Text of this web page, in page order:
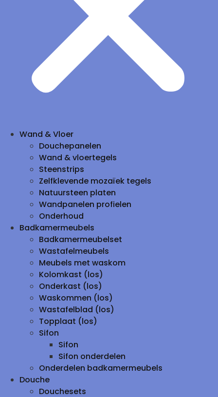
Wand & Vloer
Douchepanelen
Wand & vloertegels
Steenstrips
Zelfklevende mozaïek tegels
Natuursteen platen
Wandpanelen profielen
Onderhoud
Badkamermeubels
Badkamermeubelset
Wastafelmeubels
Meubels met waskom
Kolomkast (los)
Onderkast (los)
Waskommen (los)
Wastafelblad (los)
Topplaat (los)
Sifon
Sifon
Sifon onderdelen
Onderdelen badkamermeubels
Douche
Douchesets